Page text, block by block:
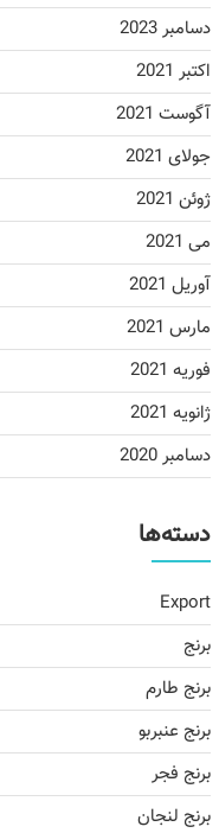
دسامبر 2023
اکتبر 2021
آگوست 2021
جولای 2021
ژوئن 2021
می 2021
آوریل 2021
مارس 2021
فوریه 2021
ژانویه 2021
دسامبر 2020
دسته‌ها
Export
برنج
برنج طارم
برنج عنبربو
برنج فجر
برنج لنجان